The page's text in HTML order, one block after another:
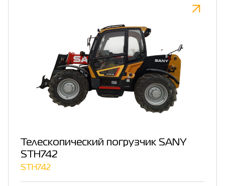
Телескопический погрузчик SANY
STH742
STH742